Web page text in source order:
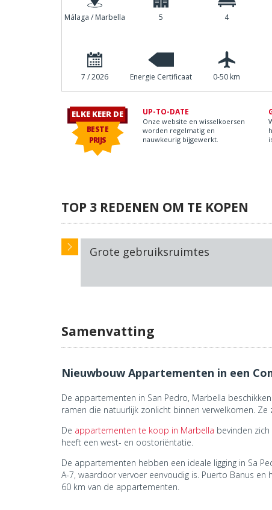
Málaga / Marbella 5 4
7 / 2026 Energie Certificaat 0-50 km
ELKE KEER DE
BESTE
PRIJS
UP-TO-DATE
Onze website en wisselkoersen
worden regelmatig en
nauwkeurig bijgewerkt.
TOP 3 REDENEN OM TE KOPEN
Grote gebruiksruimtes
Samenvatting
Nieuwbouw Appartementen in een
De appartementen in San Pedro, Marbella
ramen die natuurlijk zonlicht binnen verwelkomen.
De appartementen te koop in Marbella bevinden
heeft een west- en oostoriëntatie.
De appartementen hebben een ideale ligging in Sa
A-7, waardoor vervoer eenvoudig is. Puerto Banus
60 km van de appartementen.